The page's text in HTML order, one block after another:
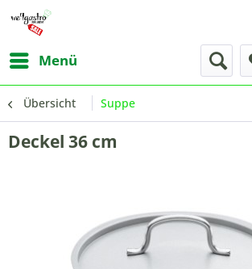
Menü
Übersicht Suppe
Deckel 36 cm